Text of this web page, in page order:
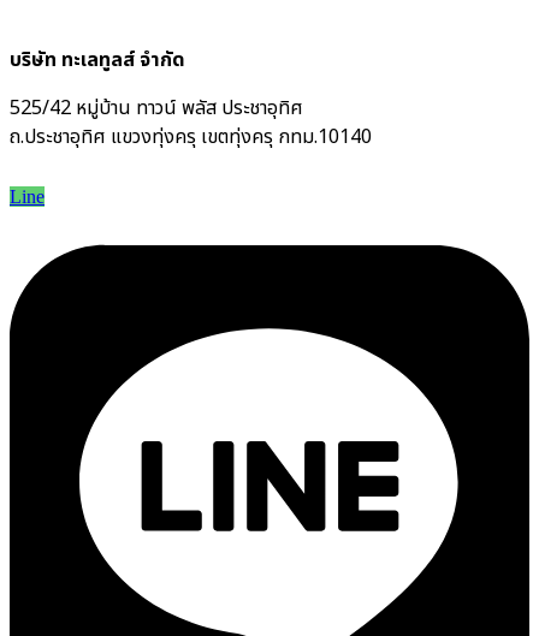
บริษัท ทะเลทูลส์ จำกัด
525/42 หมู่บ้าน ทาวน์ พลัส ประชาอุทิศ
ถ.ประชาอุทิศ แขวงทุ่งครุ เขตทุ่งครุ กทม.10140
Line